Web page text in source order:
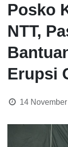
Posko
NTT,
Erupsi
14